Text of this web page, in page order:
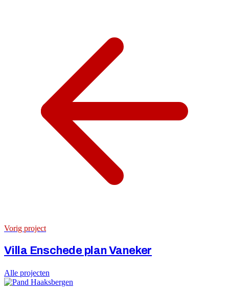
Vorig project
Villa Enschede plan Vaneker
Alle projecten